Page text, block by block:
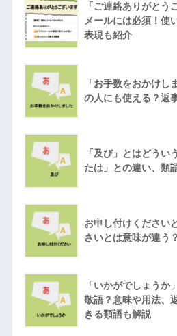
「ご連絡ありがとう
メールには必須！使
表現も紹介
「お手数をおかけし
の人にも使える？返
「及び」とはどうい
たは」との違い、類
お申し付けください
さいとは意味が違う
「いかがでしょうか
敬語？意味や用法、
きる類語も解説